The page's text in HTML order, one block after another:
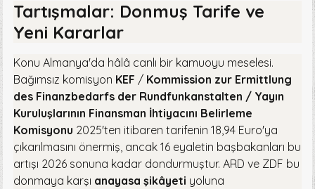
Tartışmalar: Donmuş Tarife ve
Yeni Kararlar
Konu Almanya'da hâlâ canlı bir kamuoyu meselesi.
Bağımsız komisyon KEF / Kommission zur Ermittlung
des Finanzbedarfs der Rundfunkanstalten / Yayın
Kuruluşlarının Finansman İhtiyacını Belirleme
Komisyonu 2025'ten itibaren tarifenin 18,94 Euro'ya
çıkarılmasını önermiş, ancak 16 eyaletin başbakanları bu
artışı 2026 sonuna kadar dondurmuştur. ARD ve ZDF bu
donmaya karşı anayasa şikâyeti yoluna